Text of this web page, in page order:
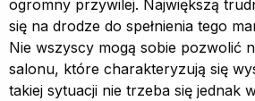
ogromny przywilej. Największą
się na drodze do spełnienia tego
Nie wszyscy mogą sobie pozwolić
salonu, które charakteryzują się
takiej sytuacji nie trzeba się jednak